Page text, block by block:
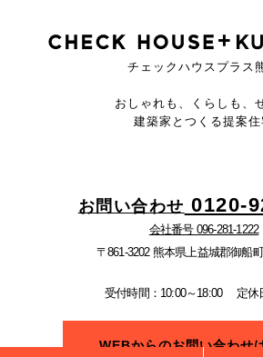
チェックハウスプラス
おしゃれも、くらしも、
建築家とつくる提案住
お問い合わせ 0120-
会社番号 096-281-1222
〒861-3202 熊本県上益城郡御船
受付時間：10:00～18:00 定休
WEBからのお問い合わせ